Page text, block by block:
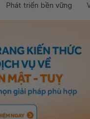
Phát triển bền vững